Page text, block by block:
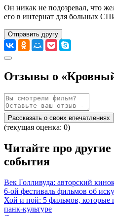
Он никак не подозревал, что
его в интернат для больных
Отправить другу
Отзывы о
Рассказать о своих впечатлениях
(текущая оценка: 0)
Читайте про другие
события
Век Голливуда: авторский
6-ой фестиваль фильмов об
Хой и пой: 5 фильмов, которые
панк-культуре